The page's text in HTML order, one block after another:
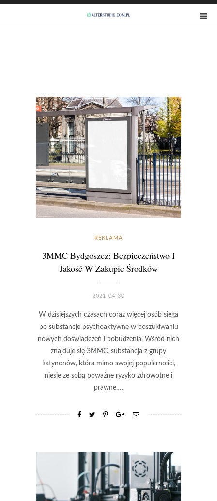
REKLAMA
3MMC Bydgoszcz: Bezpieczeństwo I
Jakość W Zakupie Środków
2021-04-30
W dzisiejszych czasach coraz więcej osób sięga
po substancje psychoaktywne w poszukiwaniu
nowych doświadczeń i pobudzenia. Wśród nich
znajduje się 3MMC, substancja z grupy
katynonów, która mimo swojej popularności,
niesie ze sobą poważne ryzyko zdrowotne i
prawne….